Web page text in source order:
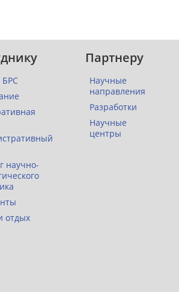
БРС
научно-
отдых
Партнеру
Научные
направления
Разработки
Научные
центры